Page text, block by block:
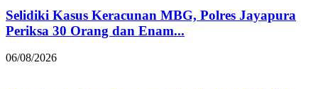
Selidiki Kasus Keracunan MBG, Polres Jayapura
Periksa 30 Orang dan Enam...
06/08/2026